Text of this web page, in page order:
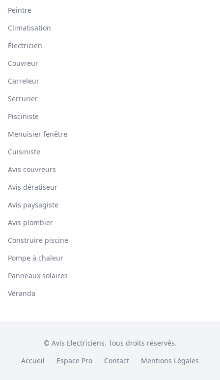
Peintre
Climatisation
Électricien
Couvreur
Carreleur
Serrurier
Pisciniste
Menuisier fenêtre
Cuisiniste
Avis couvreurs
Avis dératiseur
Avis paysagiste
Avis plombier
Construire piscine
Pompe à chaleur
Panneaux solaires
Véranda
© Avis Electriciens. Tous droits réservés.
Accueil
Espace Pro Contact Mentions Légales